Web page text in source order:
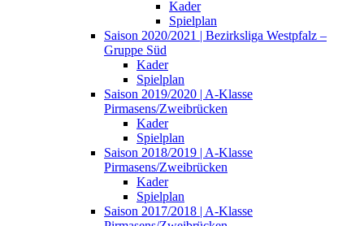
Kader
Spielplan
Saison 2020/2021 | Bezirksliga Westpfalz –
Gruppe Süd
Kader
Spielplan
Saison 2019/2020 | A-Klasse
Pirmasens/Zweibrücken
Kader
Spielplan
Saison 2018/2019 | A-Klasse
Pirmasens/Zweibrücken
Kader
Spielplan
Saison 2017/2018 | A-Klasse